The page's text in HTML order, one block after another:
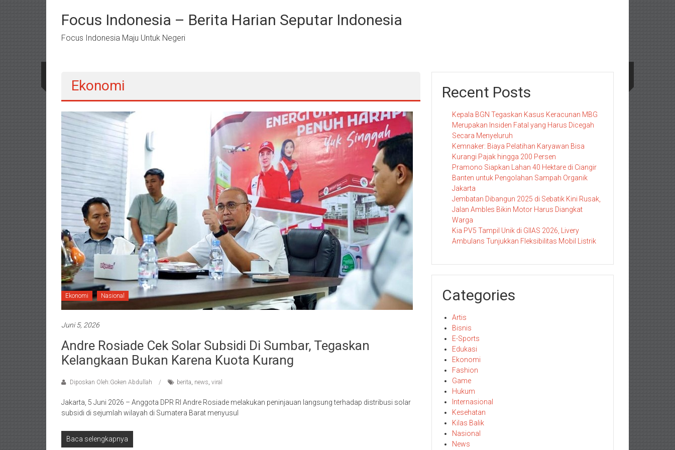
kontenFocus Indonesia – Berita Harian Seputar Indonesia
Focus Indonesia Maju Untuk Negeri
Ekonomi
Ekonomi Nasional
Juni 5, 2026
Andre Rosiade Cek Solar Subsidi Di Sumbar, Tegaskan
Kelangkaan Bukan Karena Kuota Kurang
Diposkan Oleh:Goken Abdullah berita, news, viral
Jakarta, 5 Juni 2026 – Anggota DPR RI Andre Rosiade melakukan peninjauan langsung terhadap distribusi solar
subsidi di sejumlah wilayah di Sumatera Barat menyusul
Baca selengkapnya
Recent Posts
Kepala BGN Tegaskan Kasus Keracunan MBG
Merupakan Insiden Fatal yang Harus Dicegah
Secara Menyeluruh
Kemnaker: Biaya Pelatihan Karyawan Bisa
Kurangi Pajak hingga 200 Persen
Pramono Siapkan Lahan 40 Hektare di Ciangir
Banten untuk Pengolahan Sampah Organik
Jakarta
Jembatan Dibangun 2025 di Sebatik Kini Rusak,
Jalan Ambles Bikin Motor Harus Diangkat
Warga
Kia PV5 Tampil Unik di GIIAS 2026, Livery
Ambulans Tunjukkan Fleksibilitas Mobil Listrik
Categories
Artis
Bisnis
E-Sports
Edukasi
Ekonomi
Fashion
Game
Hukum
Internasional
Kesehatan
Kilas Balik
Nasional
News